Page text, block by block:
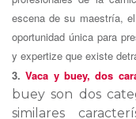
escena de su maestría,
oportunidad única para
y expertize que existe
3.Vaca y buey, dos
buey son dos
similares